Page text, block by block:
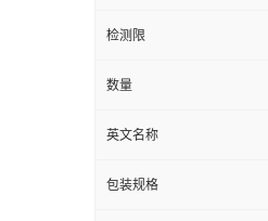
检测限
数量
英文名称
包装规格